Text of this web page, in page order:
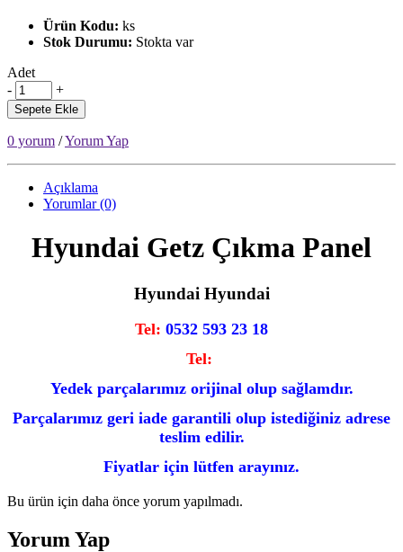
Ürün Kodu: ks
Stok Durumu: Stokta var
Adet
-
+
Sepete Ekle
0 yorum /Yorum Yap
Açıklama
Yorumlar (0)
Hyundai Getz Çıkma Panel
Hyundai Hyundai
Tel: 0532 593 23 18
Tel:
Yedek parçalarımız orijinal olup sağlamdır.
Parçalarımız geri iade garantili olup istediğiniz adrese
teslim edilir.
Fiyatlar için lütfen arayınız.
Bu ürün için daha önce yorum yapılmadı.
Yorum Yap